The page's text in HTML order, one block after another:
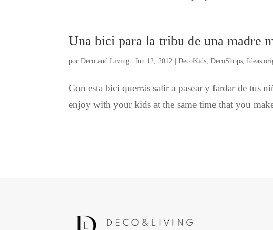
Una bici para la tribu de una madre
porDeco and Living |Jun 12, 2012 |DecoKids ,DecoShops ,Ideas
Con esta bici querrás salir a pasear y fardar de tus
enjoy with your kids at the same time that you